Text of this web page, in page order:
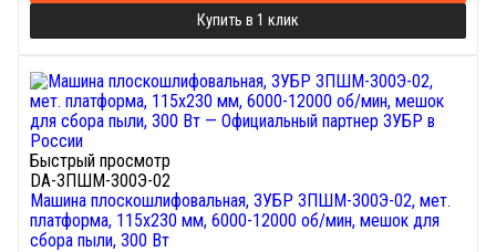
Купить в 1 клик
Быстрый просмотр
DA-ЗПШМ-300Э-02
Машина плоскошлифовальная, ЗУБР ЗПШМ-300Э-02, мет.
платформа, 115х230 мм, 6000-12000 об/мин, мешок для
сбора пыли, 300 Вт